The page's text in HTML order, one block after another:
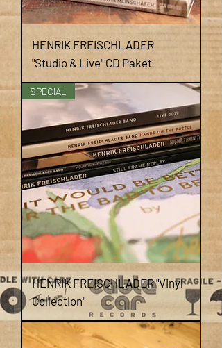
HENRIK FREISCHLADER
"Studio & Live" CD Paket
SPECIAL
HENRIK FREISCHLADER "Vinyl
Collection"